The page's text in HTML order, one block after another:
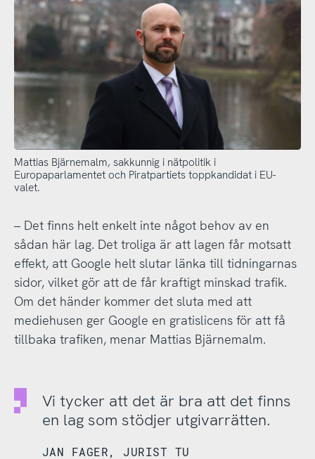
Mattias Bjärnemalm, sakkunnig i nätpolitik i
Europaparlamentet och Piratpartiets toppkandidat i EU-
valet.
– Det finns helt enkelt inte något behov av en
sådan här lag. Det troliga är att lagen får motsatt
effekt, att Google helt slutar länka till tidningarnas
sidor, vilket gör att de får kraftigt minskad trafik.
Om det händer kommer det sluta med att
mediehusen ger Google en gratislicens för att få
tillbaka trafiken, menar Mattias Bjärnemalm.
Vi tycker att det är bra att det finns
en lag som stödjer utgivarrätten.
JAN FAGER, JURIST TU